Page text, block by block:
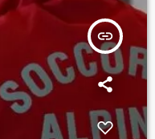
insert_link